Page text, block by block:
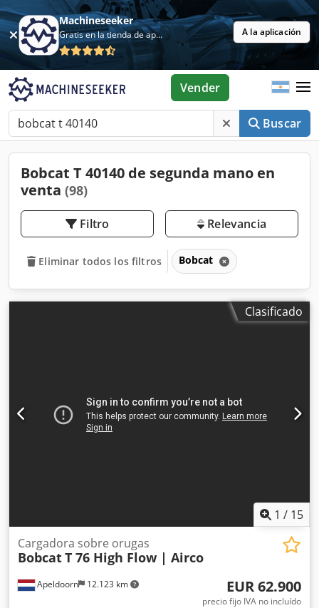
Machineseeker
Gratis en la tienda de aplicaciones A la aplicación
Buscar
Vender
Bobcat T 40140 de segunda mano en
venta (98)
Filtro Relevancia
Eliminar todos los filtros Bobcat
Clasificado
1 / 15
Apeldoorn 12.123 km
Cargadora sobre orugas
BobcatT 76 High Flow | Airco
EUR 62.900
precio fijo IVA no incluído